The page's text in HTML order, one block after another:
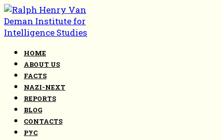
Skip
to
content
HOME
ABOUT US
FACTS
NAZI-NEXT
REPORTS
BLOG
CONTACTS
РУС